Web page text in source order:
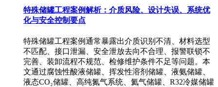
特殊储罐工程案例解析：介质风险、设计失误、系统优
化与安全控制要点
特殊储罐工程案例通常暴露出介质识别不清、材料选型
不匹配、接口泄漏、安全泄放去向不合理、报警联锁不
完善、装卸流程不规范、检修维护条件不足等问题。本
文通过腐蚀性酸液储罐、挥发性溶剂储罐、液氨储罐、
液态CO₂储罐、高纯氮气系统、氦气储罐、R32冷媒储罐